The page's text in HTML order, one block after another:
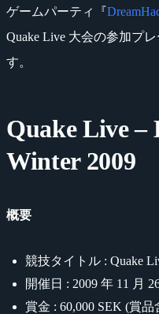
ゲームパーティ『
Quake Live 大会の参加プ
す。
Quake Live –
Winter 2009
概要
競技タイトル : Quake
開催日 : 2009 年 11 月
賞金 : 60,000 SEK (賞品